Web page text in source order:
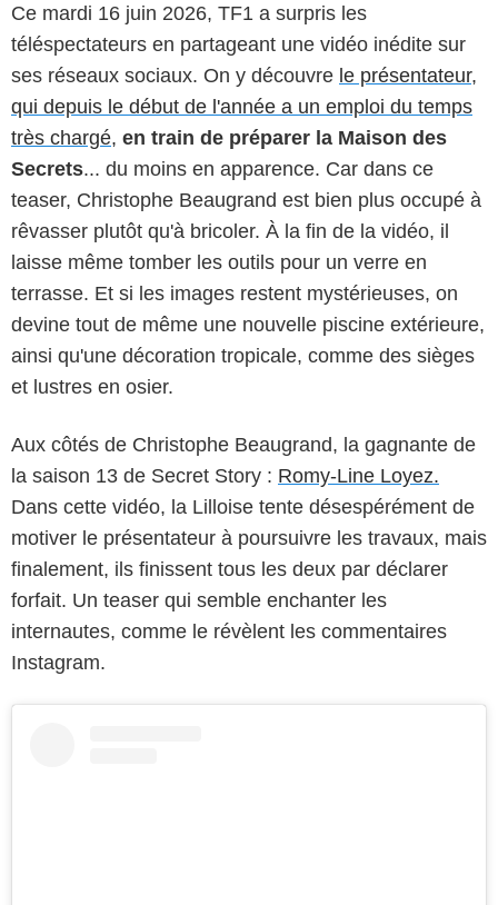
Ce mardi 16 juin 2026, TF1 a surpris les
téléspectateurs en partageant une vidéo inédite sur
ses réseaux sociaux. On y découvre le présentateur,
qui depuis le début de l'année a un emploi du temps
très chargé, en train de préparer la Maison des
Secrets... du moins en apparence. Car dans ce
teaser, Christophe Beaugrand est bien plus occupé à
rêvasser plutôt qu'à bricoler. À la fin de la vidéo, il
laisse même tomber les outils pour un verre en
terrasse. Et si les images restent mystérieuses, on
devine tout de même une nouvelle piscine extérieure,
ainsi qu'une décoration tropicale, comme des sièges
et lustres en osier.
Aux côtés de Christophe Beaugrand, la gagnante de
la saison 13 de Secret Story : Romy-Line Loyez.
Dans cette vidéo, la Lilloise tente désespérément de
motiver le présentateur à poursuivre les travaux, mais
finalement, ils finissent tous les deux par déclarer
forfait. Un teaser qui semble enchanter les
internautes, comme le révèlent les commentaires
Instagram.